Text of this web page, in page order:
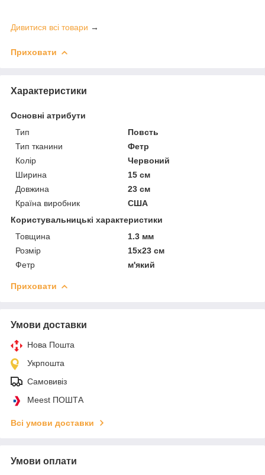
Дивитися всі товари →
Приховати
Характеристики
Основні атрибути
Тип
Повсть
Тип тканини
Фетр
Колір
Червоний
Ширина
15 см
Довжина
23 см
Країна виробник
США
Користувальницькі характеристики
Товщина
1.3 мм
Розмір
15х23 см
Фетр
м'який
Приховати
Умови доставки
Нова Пошта
Укрпошта
Самовивіз
Meest ПОШТА
Всі умови доставки
Умови оплати